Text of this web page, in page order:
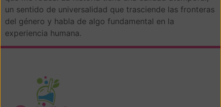
un sentido de universalidad que trasciende las fronteras
del género y habla de algo fundamental en la
experiencia humana.